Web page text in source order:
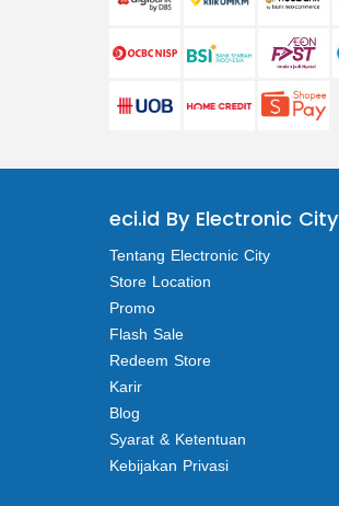
eci.id By Electronic City
Tentang Electronic City
Store Location
Promo
Flash Sale
Redeem Store
Karir
Blog
Syarat & Ketentuan
Kebijakan Privasi